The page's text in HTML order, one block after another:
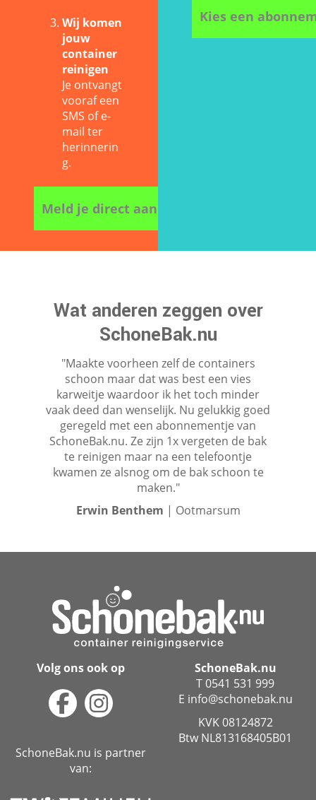
Wij komen
jouw
container
reinigen
Je ontvangt
vooraf een
SMS of e-
mail ter
herinnerin
g.
Meld je direct aan
Kies een
Wat anderen zeggen over
SchoneBak.nu
"Maakte voorheen zelf de containers
schoon maar dat was best een vies
karweitje waardoor ik het toch minder
vaak deed dan wenselijk. Nu gelukkig goed
geregeld met een abonnementje van
SchoneBak.nu. Ze zijn 1x vergeten de bak
te reinigen maar na een telefoontje
kwamen ze alsnog om de bak schoon te
maken."
Erwin Benthem | Ootmarsum
Volg ons ook op
SchoneBak.nu is partner
van:
SchoneBak.nu
T 0541 531 999
E info@schonebak.nu
KVK 08124872
Btw NL813168405B01